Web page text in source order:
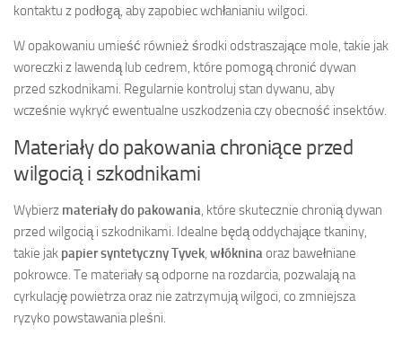
kontaktu z podłogą, aby zapobiec wchłanianiu wilgoci.
W opakowaniu umieść również środki odstraszające mole, takie jak
woreczki z lawendą lub cedrem, które pomogą chronić dywan
przed szkodnikami. Regularnie kontroluj stan dywanu, aby
wcześnie wykryć ewentualne uszkodzenia czy obecność insektów.
Materiały do pakowania chroniące przed
wilgocią i szkodnikami
Wybierz materiały do pakowania, które skutecznie chronią dywan
przed wilgocią i szkodnikami. Idealne będą oddychające tkaniny,
takie jak papier syntetyczny Tyvek, włókninaoraz bawełniane
pokrowce. Te materiały są odporne na rozdarcia, pozwalają na
cyrkulację powietrza oraz nie zatrzymują wilgoci, co zmniejsza
ryzyko powstawania pleśni.